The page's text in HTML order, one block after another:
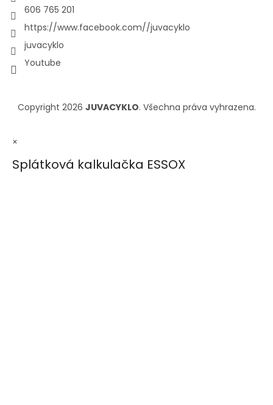
606 765 201
https://www.facebook.com//juvacyklo
juvacyklo
Youtube
Copyright 2026 JUVACYKLO. Všechna práva vyhrazena.
×
Splátková kalkulačka ESSOX